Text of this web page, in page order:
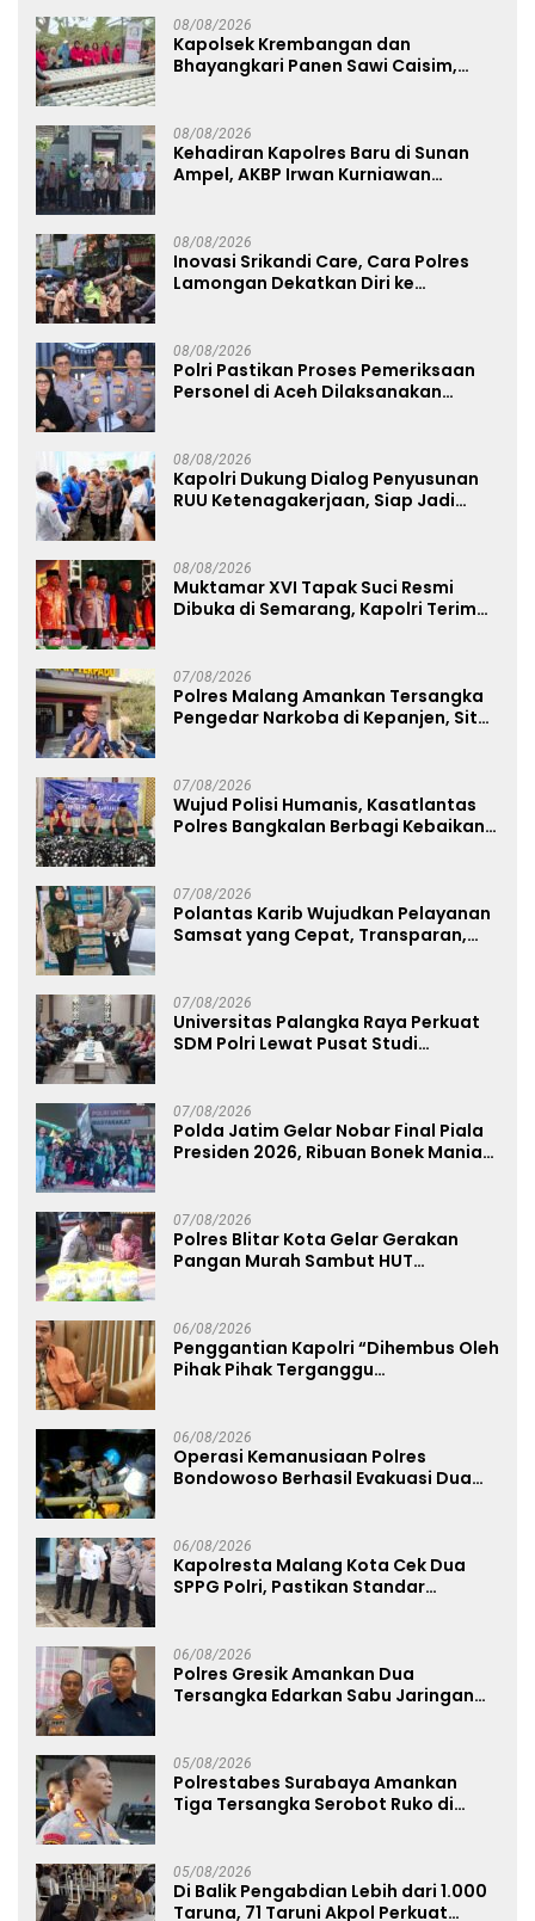
08/08/2026
Kapolsek Krembangan dan
Bhayangkari Panen Sawi Caisim,
08/08/2026
Kehadiran Kapolres Baru di Sunan
Ampel, AKBP Irwan Kurniawan
08/08/2026
Inovasi Srikandi Care, Cara Polres
Lamongan Dekatkan Diri ke
08/08/2026
Polri Pastikan Proses Pemeriksaan
Personel di Aceh Dilaksanakan
08/08/2026
Kapolri Dukung Dialog Penyusunan
RUU Ketenagakerjaan, Siap Jadi
08/08/2026
Muktamar XVI Tapak Suci Resmi
Dibuka di Semarang, Kapolri Terima
07/08/2026
Polres Malang Amankan Tersangka
Pengedar Narkoba di Kepanjen, Sita
07/08/2026
Wujud Polisi Humanis, Kasatlantas
Polres Bangkalan Berbagi Kebaikan
07/08/2026
Polantas Karib Wujudkan Pelayanan
Samsat yang Cepat, Transparan,
07/08/2026
Universitas Palangka Raya Perkuat
SDM Polri Lewat Pusat Studi
07/08/2026
Polda Jatim Gelar Nobar Final Piala
Presiden 2026, Ribuan Bonek Mania
07/08/2026
Polres Blitar Kota Gelar Gerakan
Pangan Murah Sambut HUT
06/08/2026
Penggantian Kapolri “Dihembus Oleh
Pihak Pihak Terganggu
06/08/2026
Operasi Kemanusiaan Polres
Bondowoso Berhasil Evakuasi Dua
06/08/2026
Kapolresta Malang Kota Cek Dua
SPPG Polri, Pastikan Standar
06/08/2026
Polres Gresik Amankan Dua
Tersangka Edarkan Sabu Jaringan
05/08/2026
Polrestabes Surabaya Amankan
Tiga Tersangka Serobot Ruko di
05/08/2026
Di Balik Pengabdian Lebih dari 1.000
Taruna, 71 Taruni Akpol Perkuat